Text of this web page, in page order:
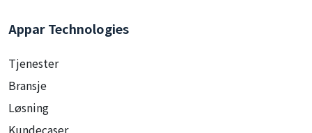
Tjenester
Bransje
Løsning
Kundecaser
Blogg